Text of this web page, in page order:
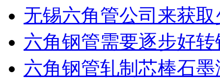
无锡六角管公司来获
六角钢管需要逐步好
六角钢管轧制芯棒石